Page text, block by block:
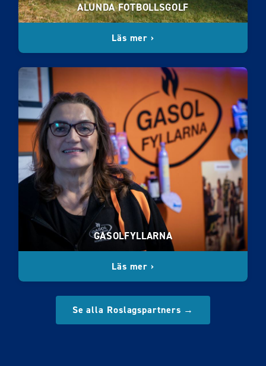
ALUNDA FOTBOLLSGOLF
Läs mer ›
GASOLFYLLARNA
Läs mer ›
Se alla Roslagspartners →